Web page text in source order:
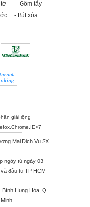
tờ
- Gôm tẩy
- Bút xóa
giải rộng
,Chrome,IE>7
Mại Dịch Vụ SX
ngày từ ngày 03
đầu tư TP HCM
Hưng Hòa, Q.